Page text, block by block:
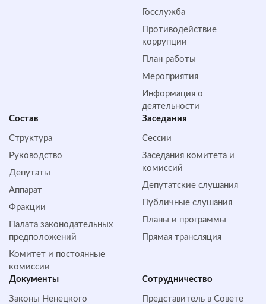
Госслужба
Противодействие
коррупции
План работы
Мероприятия
Информация о
деятельности
Состав
Структура
Руководство
Депутаты
Аппарат
Фракции
Палата законодательных
предположений
Комитет и постоянные
комиссии
Заседания
Сессии
Заседания комитета и
комиссий
Депутатские слушания
Публичные слушания
Планы и программы
Прямая трансляция
Документы
Законы Ненецкого
Сотрудничество
Представитель в Совете